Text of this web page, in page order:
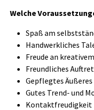
Welche
Spaß am
Handwerkliches
Freude an
Freundliches
Gepflegtes Äußeres
Gutes Trend- und
Kontaktfreudigkeit